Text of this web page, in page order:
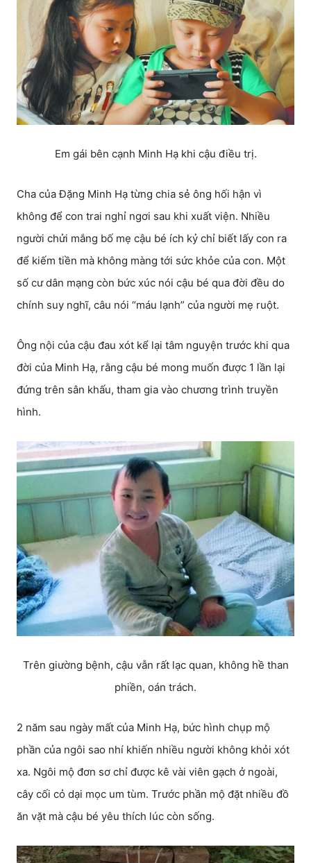
Em gái bên cạnh Minh Hạ khi cậu điều trị.
Cha của Đặng Minh Hạ từng chia sẻ ông hối hận vì
không để con trai nghỉ ngơi sau khi xuất viện. Nhiều
người chửi mắng bố mẹ cậu bé ích kỷ chỉ biết lấy con ra
để kiếm tiền mà không màng tới sức khỏe của con. Một
số cư dân mạng còn bức xúc nói cậu bé qua đời đều do
chính suy nghĩ, câu nói “máu lạnh” của người mẹ ruột.
Ông nội của cậu đau xót kể lại tâm nguyện trước khi qua
đời của Minh Hạ, rằng cậu bé mong muốn được 1 lần lại
đứng trên sân khấu, tham gia vào chương trình truyền
hình.
Trên giường bệnh, cậu vẫn rất lạc quan, không hề than
phiền, oán trách.
2 năm sau ngày mất của Minh Hạ, bức hình chụp mộ
phần của ngôi sao nhí khiến nhiều người không khỏi xót
xa. Ngôi mộ đơn sơ chỉ được kê vài viên gạch ở ngoài,
cây cối cỏ dại mọc um tùm. Trước phần mộ đặt nhiều đồ
ăn vặt mà cậu bé yêu thích lúc còn sống.